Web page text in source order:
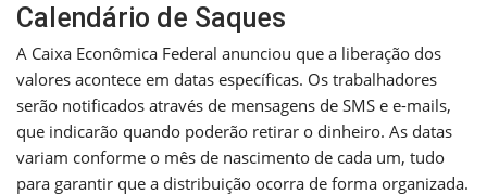
Calendário de Saques
A Caixa Econômica Federal anunciou que a liberação dos
valores acontece em datas específicas. Os trabalhadores
serão notificados através de mensagens de SMS e e-mails,
que indicarão quando poderão retirar o dinheiro. As datas
variam conforme o mês de nascimento de cada um, tudo
para garantir que a distribuição ocorra de forma organizada.